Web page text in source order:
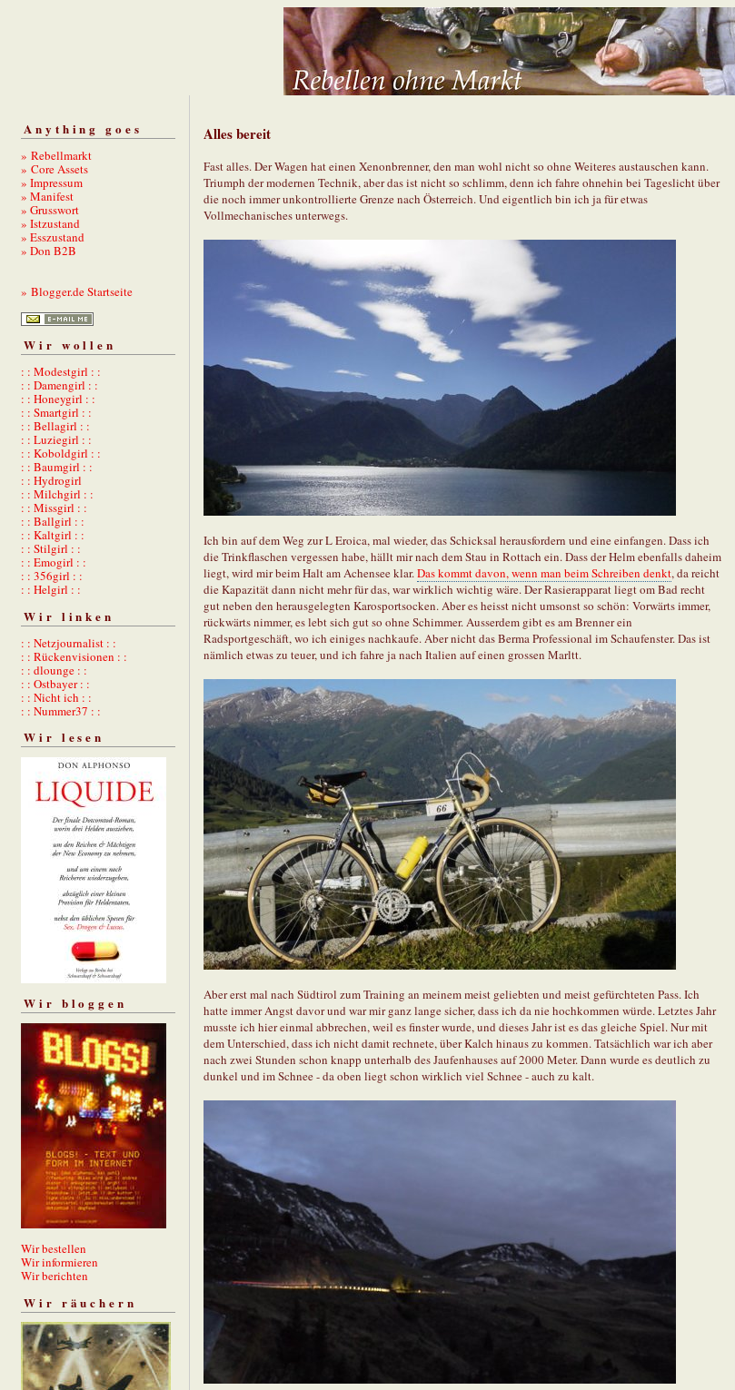
Anything goes
» Rebellmarkt
» Core Assets
» Impressum
» Manifest
» Grusswort
» Istzustand
» Esszustand
» Don B2B
» Blogger.de Startseite
Wir wollen
: : Modestgirl : :
: : Damengirl : :
: : Honeygirl : :
: : Smartgirl : :
: : Bellagirl : :
: : Luziegirl : :
: : Koboldgirl : :
: : Baumgirl : :
: : Hydrogirl
: : Milchgirl : :
: : Missgirl : :
: : Ballgirl : :
: : Kaltgirl : :
: : Stilgirl : :
: : Emogirl : :
: : 356girl : :
: : Helgirl : :
Wir linken
: : Netzjournalist : :
: : Rückenvisionen : :
: : dlounge : :
: : Ostbayer : :
: : Nicht ich : :
: : Nummer37 : :
Wir lesen
Wir bloggen
Wir bestellen
Wir informieren
Wir berichten
Wir räuchern
Alles bereit
Fast alles. Der Wagen hat einen Xenonbrenner, den man wohl nicht so ohne Weiteres austauschen kann.
Triumph der modernen Technik, aber das ist nicht so schlimm, denn ich fahre ohnehin bei Tageslicht über
die noch immer unkontrollierte Grenze nach Österreich. Und eigentlich bin ich ja für etwas
Vollmechanisches unterwegs.
Ich bin auf dem Weg zur L Eroica, mal wieder, das Schicksal herausfordern und eine einfangen. Dass ich
die Trinkflaschen vergessen habe, hällt mir nach dem Stau in Rottach ein. Dass der Helm ebenfalls daheim
liegt, wird mir beim Halt am Achensee klar.Das kommt davon, wenn man beim Schreiben denkt, da reicht
die Kapazität dann nicht mehr für das, war wirklich wichtig wäre. Der Rasierapparat liegt om Bad recht
gut neben den herausgelegten Karosportsocken. Aber es heisst nicht umsonst so schön: Vorwärts immer,
rückwärts nimmer, es lebt sich gut so ohne Schimmer. Ausserdem gibt es am Brenner ein
Radsportgeschäft, wo ich einiges nachkaufe. Aber nicht das Berma Professional im Schaufenster. Das ist
nämlich etwas zu teuer, und ich fahre ja nach Italien auf einen grossen Marltt.
Aber erst mal nach Südtirol zum Training an meinem meist geliebten und meist gefürchteten Pass. Ich
hatte immer Angst davor und war mir ganz lange sicher, dass ich da nie hochkommen würde. Letztes Jahr
musste ich hier einmal abbrechen, weil es finster wurde, und dieses Jahr ist es das gleiche Spiel. Nur mit
dem Unterschied, dass ich nicht damit rechnete, über Kalch hinaus zu kommen. Tatsächlich war ich aber
nach zwei Stunden schon knapp unterhalb des Jaufenhauses auf 2000 Meter. Dann wurde es deutlich zu
dunkel und im Schnee - da oben liegt schon wirklich viel Schnee - auch zu kalt.